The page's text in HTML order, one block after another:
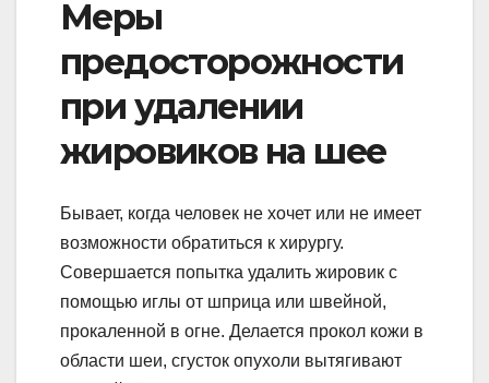
Меры
предосторожности
при удалении
жировиков на шее
Бывает, когда человек не хочет или не имеет
возможности обратиться к хирургу.
Совершается попытка удалить жировик с
помощью иглы от шприца или швейной,
прокаленной в огне. Делается прокол кожи в
области шеи, сгусток опухоли вытягивают